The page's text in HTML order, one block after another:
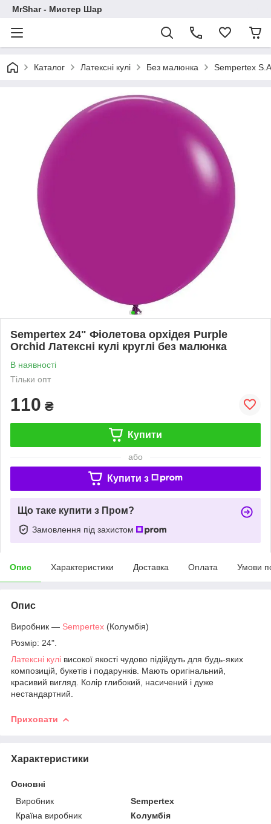
MrShar - Мистер Шар
Каталог Латексні кулі Без малюнка Sempertex
Sempertex 24" Фіолетова орхідея Purple
Orchid Латексні кулі круглі без малюнка
В наявності
Тільки опт
110 ₴
Купити
або
Купити з
Що таке купити з Пром?
Замовлення під захистом
Опис Характеристики Доставка Оплата Умови
Опис
Виробник — Sempertex (Колумбія)
Розмір: 24".
Латексні кулі високої якості чудово підійдуть для будь-яких
композицій, букетів і подарунків. Мають оригінальний,
красивий вигляд. Колір глибокий, насичений і дуже
нестандартний.
Приховати
Характеристики
Основні
Виробник
Sempertex
Країна виробник
Колумбія